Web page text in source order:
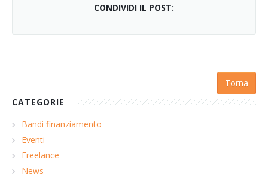
CONDIVIDI IL POST:
Torna
CATEGORIE
Bandi finanziamento
Eventi
Freelance
News